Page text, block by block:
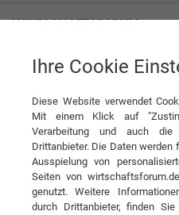
Nuance Communications
Interviews der
Ihre Cookie
Diese Website verwendet
Mit einem Klick auf
Verarbeitung und auch
Drittanbieter. Die Daten werden
Ausspielung von
Seiten von
genutzt. Weitere
durch Drittanbieter, finden